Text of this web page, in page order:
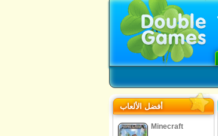
أفضل الألعاب
Minecraft